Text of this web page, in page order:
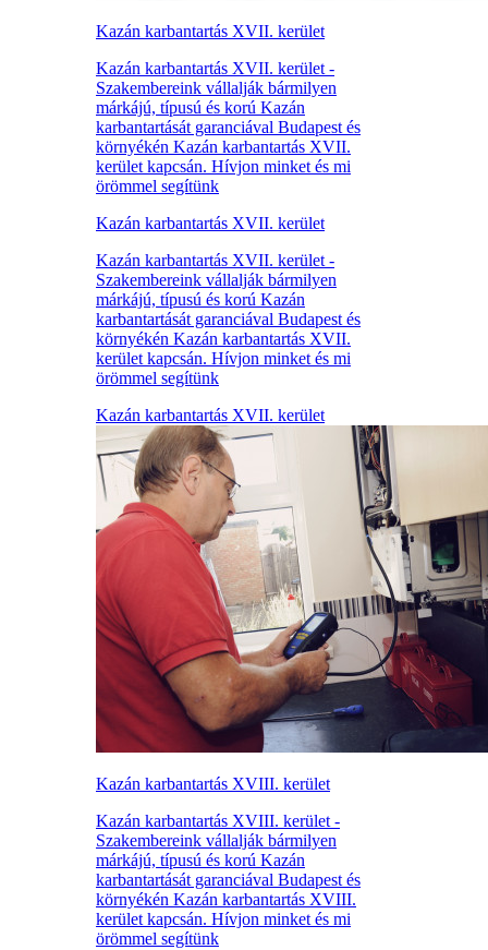
Kazán karbantartás XVII. kerület
Kazán karbantartás XVII. kerület -
Szakembereink vállalják bármilyen
márkájú, típusú és korú Kazán
karbantartását garanciával Budapest és
környékén Kazán karbantartás XVII.
kerület kapcsán. Hívjon minket és mi
örömmel segítünk
Kazán karbantartás XVII. kerület
Kazán karbantartás XVII. kerület -
Szakembereink vállalják bármilyen
márkájú, típusú és korú Kazán
karbantartását garanciával Budapest és
környékén Kazán karbantartás XVII.
kerület kapcsán. Hívjon minket és mi
örömmel segítünk
Kazán karbantartás XVII. kerület
Kazán karbantartás XVIII. kerület
Kazán karbantartás XVIII. kerület -
Szakembereink vállalják bármilyen
márkájú, típusú és korú Kazán
karbantartását garanciával Budapest és
környékén Kazán karbantartás XVIII.
kerület kapcsán. Hívjon minket és mi
örömmel segítünk